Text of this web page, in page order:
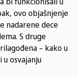
ovo objašnjenje
nadarene dece
S druge
– kako u
osvajanju